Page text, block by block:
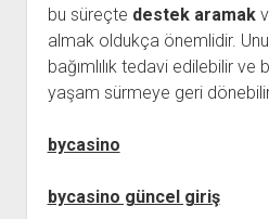
bu süreçte destek aramak
almak oldukça önemlidir.
bağımlılık tedavi edilebilir ve
yaşam sürmeye geri
bycasino
bycasino güncel giriş